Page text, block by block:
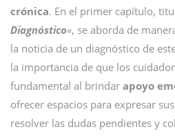
crónica. En el primer capítulo,
Diagnóstico«, se aborda de
la noticia de un diagnóstico de
la importancia de que los
fundamental al brindar apoyo
ofrecer espacios para expresar
resolver las dudas pendientes y